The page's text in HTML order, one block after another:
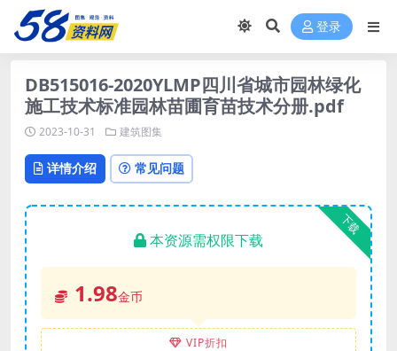
登录
DB515016-2020YLMP四川省城市园林绿化
施工技术标准园林苗圃育苗技术分册.pdf
2023-10-31 建筑图集
详情介绍 常见问题
下载
本资源需权限下载
1.98金币
VIP折扣